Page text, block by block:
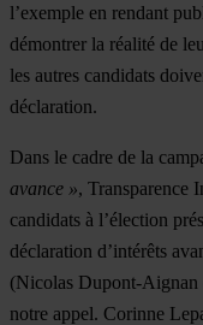
l’exemple en rendant
démontrer la réalité de
les autres candidats
déclaration.
Dans le cadre de la
avance », Transparence
candidats à l’élection
déclaration d’intérêts
(Nicolas Dupont-Aignan
notre appel. Corinne